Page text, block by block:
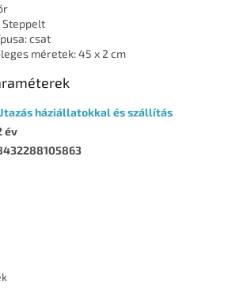
Steppelt
csat
méretek: 45 x 2 cm
háziállatokkal és szállítás
év